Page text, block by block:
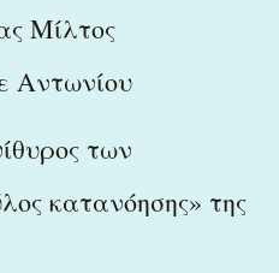
Μίλτος
Αντωνίου
των
κατανόησης» της